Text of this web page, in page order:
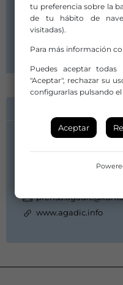
Rúa da Vesada, s/n. San
15703 Santiago de
La Coruña / A Coruña
www.agadic.info
tu preferencia sobre la
de tu hábito de
visitadas).
Para más información
Puedes aceptar
"Aceptar", rechazar su
configurarlas pulsando
Aceptar